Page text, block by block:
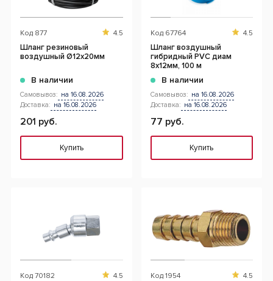
Код 877 4.5
Шланг резиновый
воздушный Ø12х20мм
В наличии
Самовывоз: на 16.08.2026
Доставка: на 16.08.2026
201 руб.
Купить
Код 67764 4.5
Шланг воздушный
гибридный PVC диам
8х12мм, 100 м
В наличии
Самовывоз: на 16.08.2026
Доставка: на 16.08.2026
77 руб.
Купить
Код 70182 4.5 Код 1954 4.5